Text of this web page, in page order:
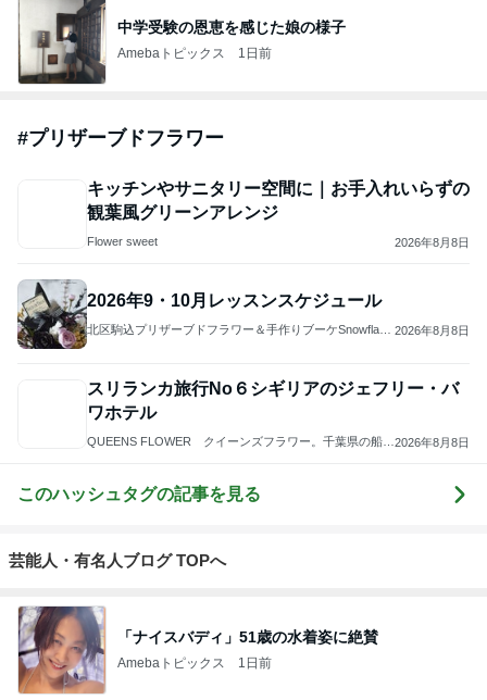
中学受験の恩恵を感じた娘の様子
Amebaトピックス 1日前
#プリザーブドフラワー
キッチンやサニタリー空間に｜お手入れいらずの
観葉風グリーンアレンジ
Flower sweet 2026年8月8日
2026年9・10月レッスンスケジュール
北区駒込プリザーブドフラワー＆手作りブーケSnowflake
2026年8月8日
スリランカ旅行No６シギリアのジェフリー・バ
ワホテル
QUEENS FLOWER クイーンズフラワー。千葉県の船橋 2026年8月8日
このハッシュタグの記事を見る
芸能人・有名人ブログ TOPへ
「ナイスバディ」51歳の水着姿に絶賛
Amebaトピックス 1日前